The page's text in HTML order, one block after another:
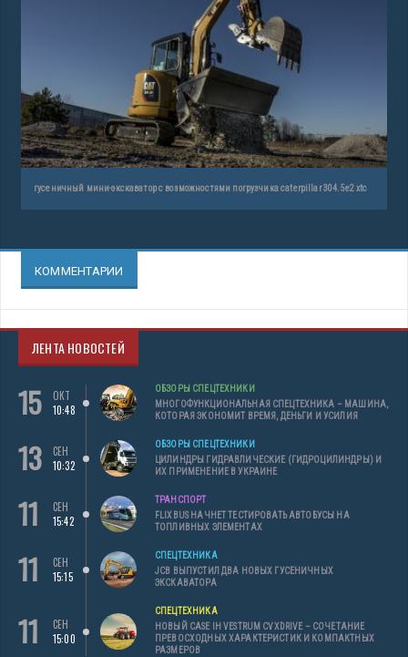
гусеничный мини-экскаватор с возможностями погрузчика caterpillar 304.5e2 xtc
КОММЕНТАРИИ
ЛЕНТА НОВОСТЕЙ
15
ОКТ
10:48
ОБЗОРЫ СПЕЦТЕХНИКИ
МНОГОФУНКЦИОНАЛЬНАЯ СПЕЦТЕХНИКА – МАШИНА,
КОТОРАЯ ЭКОНОМИТ ВРЕМЯ, ДЕНЬГИ И УСИЛИЯ
13
СЕН
10:32
ОБЗОРЫ СПЕЦТЕХНИКИ
ЦИЛИНДРЫ ГИДРАВЛИЧЕСКИЕ (ГИДРОЦИЛИНДРЫ) И
ИХ ПРИМЕНЕНИЕ В УКРАИНЕ
11
СЕН
15:42
ТРАНСПОРТ
FLIXBUS НАЧНЕТ ТЕСТИРОВАТЬ АВТОБУСЫ НА
ТОПЛИВНЫХ ЭЛЕМЕНТАХ
11
СЕН
15:15
СПЕЦТЕХНИКА
JCB ВЫПУСТИЛ ДВА НОВЫХ ГУСЕНИЧНЫХ
ЭКСКАВАТОРА
11
СЕН
15:00
СПЕЦТЕХНИКА
НОВЫЙ CASE IH VESTRUM CVXDRIVE – СОЧЕТАНИЕ
ПРЕВОСХОДНЫХ ХАРАКТЕРИСТИК И КОМПАКТНЫХ
РАЗМЕРОВ